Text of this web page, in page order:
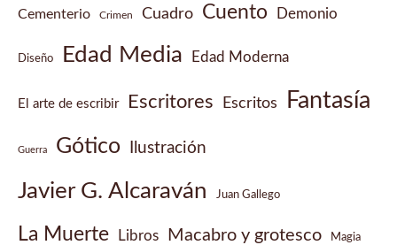
Cementerio Crimen Cuadro Cuento Demonio
Diseño Edad Media Edad Moderna
El arte de escribir Escritores Escritos Fantasía
Guerra Gótico Ilustración
Javier G. Alcaraván Juan Gallego
La Muerte Libros Macabro y grotesco Magia